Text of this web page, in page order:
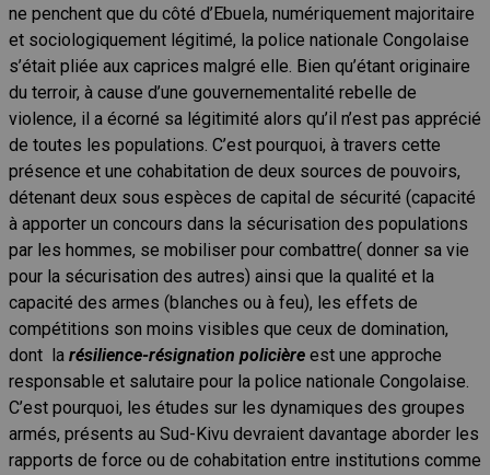
ne penchent que du côté d’Ebuela, numériquement majoritaire
et sociologiquement légitimé, la police nationale Congolaise
s’était pliée aux caprices malgré elle. Bien qu’étant originaire
du terroir, à cause d’une gouvernementalité rebelle de
violence, il a écorné sa légitimité alors qu’il n’est pas apprécié
de toutes les populations. C’est pourquoi, à travers cette
présence et une cohabitation de deux sources de pouvoirs,
détenant deux sous espèces de capital de sécurité (capacité
à apporter un concours dans la sécurisation des populations
par les hommes, se mobiliser pour combattre( donner sa vie
pour la sécurisation des autres) ainsi que la qualité et la
capacité des armes (blanches ou à feu), les effets de
compétitions son moins visibles que ceux de domination,
dont la résilience-résignation policière est une approche
responsable et salutaire pour la police nationale Congolaise.
C’est pourquoi, les études sur les dynamiques des groupes
armés, présents au Sud-Kivu devraient davantage aborder les
rapports de force ou de cohabitation entre institutions comme